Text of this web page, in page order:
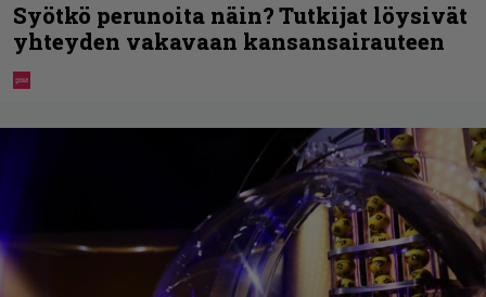
Syötkö perunoita näin? Tutkijat löysivät
yhteyden vakavaan kansansairauteen